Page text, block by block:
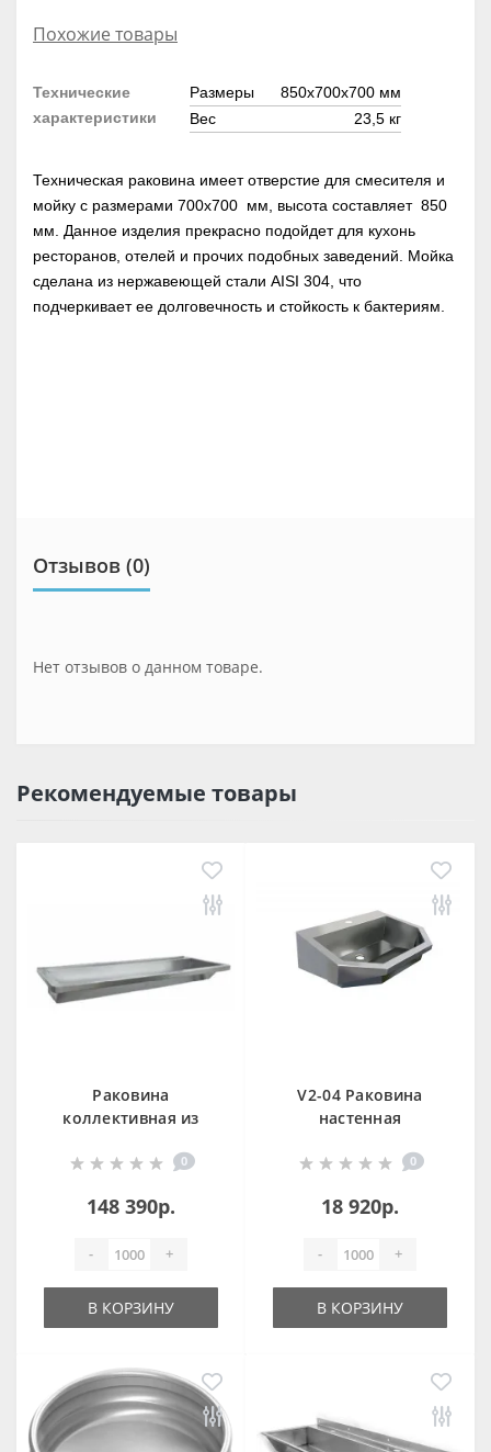
Похожие товары
Технические
характеристики
Размеры
850х700х700 мм
Вес
23,5 кг
Техническая раковина имеет отверстие для смесителя и
мойку с размерами 700х700 мм, высота составляет 850
мм. Данное изделия прекрасно подойдет для кухонь
ресторанов, отелей и прочих подобных заведений. Мойка
сделана из нержавеющей стали AISI 304, что
подчеркивает ее долговечность и стойкость к бактериям.
Отзывов (0)
Нет отзывов о данном товаре.
Рекомендуемые товары
Раковина
коллективная из
стали 1800 мм
0
148 390р.
- +
В КОРЗИНУ
V2-04 Раковина
настенная
сталь
0
18 920р.
- +
В КОРЗИНУ